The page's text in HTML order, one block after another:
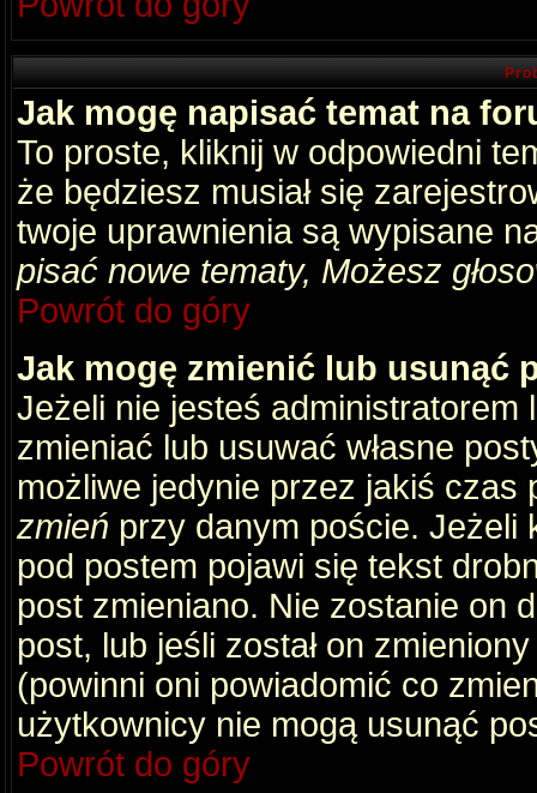
Jak mogę napisać temat na
To proste, kliknij w odpowiedni
że będziesz musiał się
twoje uprawnienia są wypisane
pisać nowe tematy, Możesz
Powrót do góry
Jak mogę zmienić lub usunąć
Jeżeli nie jesteś
zmieniać lub usuwać własne
możliwe jedynie przez jakiś
zmień przy danym poście. Jeżeli
pod postem pojawi się tekst
post zmieniano. Nie zostanie on
post, lub jeśli został on
(powinni oni powiadomić co
użytkownicy nie mogą usunąć
Powrót do góry